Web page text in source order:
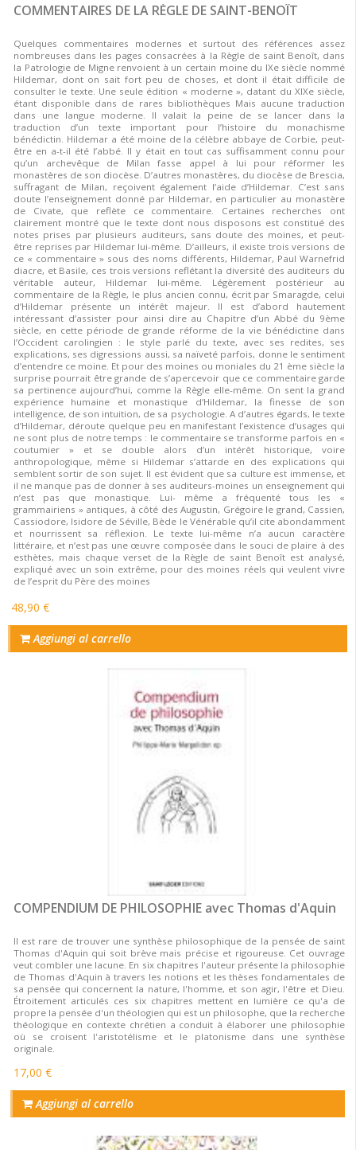
COMMENTAIRES DE LA RÈGLE DE SAINT-BENOÎT
Quelques commentaires modernes et surtout des références assez
nombreuses dans les pages consacrées à la Règle de saint Benoît, dans
la Patrologie de Migne renvoient à un certain moine du IXe siècle nommé
Hildemar, dont on sait fort peu de choses, et dont il était difficile de
consulter le texte. Une seule édition « moderne », datant du XIXe siècle,
étant disponible dans de rares bibliothèques Mais aucune traduction
dans une langue moderne. Il valait la peine de se lancer dans la
traduction d’un texte important pour l’histoire du monachisme
bénédictin. Hildemar a été moine de la célèbre abbaye de Corbie, peut-
être en a-t-il été l’abbé. Il y était en tout cas suffisamment connu pour
qu’un archevêque de Milan fasse appel à lui pour réformer les
monastères de son diocèse. D’autres monastères, du diocèse de Brescia,
suffragant de Milan, reçoivent également l’aide d’Hildemar. C’est sans
doute l’enseignement donné par Hildemar, en particulier au monastère
de Civate, que reflète ce commentaire. Certaines recherches ont
clairement montré que le texte dont nous disposons est constitué des
notes prises par plusieurs auditeurs, sans doute des moines, et peut-
être reprises par Hildemar lui-même. D’ailleurs, il existe trois versions de
ce « commentaire » sous des noms différents, Hildemar, Paul Warnefrid
diacre, et Basile, ces trois versions reflétant la diversité des auditeurs du
véritable auteur, Hildemar lui-même. Légèrement postérieur au
commentaire de la Règle, le plus ancien connu, écrit par Smaragde, celui
d’Hildemar présente un intérêt majeur. Il est d’abord hautement
intéressant d’assister pour ainsi dire au Chapitre d’un Abbé du 9ème
siècle, en cette période de grande réforme de la vie bénédictine dans
l’Occident carolingien : le style parlé du texte, avec ses redites, ses
explications, ses digressions aussi, sa naïveté parfois, donne le sentiment
d’entendre ce moine. Et pour des moines ou moniales du 21 ème siècle la
surprise pourrait être grande de s’apercevoir que ce commentaire garde
sa pertinence aujourd’hui, comme la Règle elle-même. On sent la grand
expérience humaine et monastique d’Hildemar, la finesse de son
intelligence, de son intuition, de sa psychologie. A d’autres égards, le texte
d’Hildemar, déroute quelque peu en manifestant l’existence d’usages qui
ne sont plus de notre temps : le commentaire se transforme parfois en «
coutumier » et se double alors d’un intérêt historique, voire
anthropologique, même si Hildemar s’attarde en des explications qui
semblent sortir de son sujet. Il est évident que sa culture est immense, et
il ne manque pas de donner à ses auditeurs-moines un enseignement qui
n’est pas que monastique. Lui- même a fréquenté tous les «
grammairiens » antiques, à côté des Augustin, Grégoire le grand, Cassien,
Cassiodore, Isidore de Séville, Bède le Vénérable qu’il cite abondamment
et nourrissent sa réflexion. Le texte lui-même n’a aucun caractère
littéraire, et n’est pas une œuvre composée dans le souci de plaire à des
esthètes, mais chaque verset de la Règle de saint Benoît est analysé,
expliqué avec un soin extrême, pour des moines réels qui veulent vivre
de l’esprit du Père des moines
48,90 €
Aggiungi al carrello
COMPENDIUM DE PHILOSOPHIE avec Thomas d'Aquin
Il est rare de trouver une synthèse philosophique de la pensée de saint
Thomas d'Aquin qui soit brève mais précise et rigoureuse. Cet ouvrage
veut combler une lacune. En six chapitres l'auteur présente la philosophie
de Thomas d'Aquin à travers les notions et les thèses fondamentales de
sa pensée qui concernent la nature, l'homme, et son agir, l'être et Dieu.
Étroitement articulés ces six chapitres mettent en lumière ce qu'a de
propre la pensée d'un théologien qui est un philosophe, que la recherche
théologique en contexte chrétien a conduit à élaborer une philosophie
où se croisent l'aristotélisme et le platonisme dans une synthèse
originale.
17,00 €
Aggiungi al carrello